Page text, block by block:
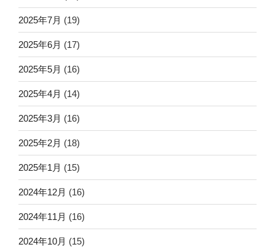
2025年7月 (19)
2025年6月 (17)
2025年5月 (16)
2025年4月 (14)
2025年3月 (16)
2025年2月 (18)
2025年1月 (15)
2024年12月 (16)
2024年11月 (16)
2024年10月 (15)